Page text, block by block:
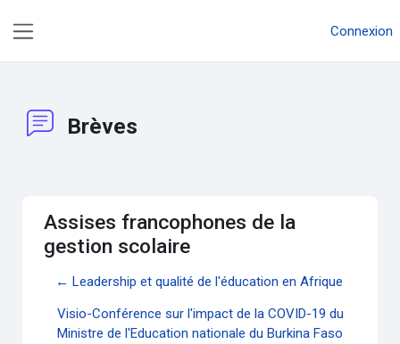
Connexion
Brèves
Assises francophones de la
gestion scolaire
← Leadership et qualité de l'éducation en Afrique
Visio-Conférence sur l'impact de la COVID-19 du
Ministre de l'Education nationale du Burkina Faso